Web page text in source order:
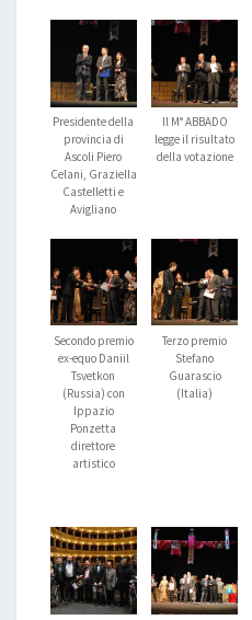
Presidente della
provincia di
Ascoli Piero
Celani, Graziella
Castelletti e
Avigliano
Il M° ABBADO
legge il risultato
della votazione
Secondo premio
ex-equo Daniil
Tsvetkon
(Russia) con
Ippazio
Ponzetta
direttore
artistico
Terzo premio
Stefano
Guarascio
(Italia)